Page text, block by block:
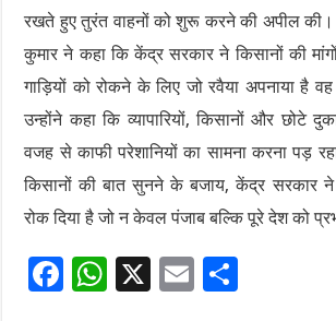
रखते हुए तुरंत वाहनों को शुरू करने की अपील
कुमार ने कहा कि केंद्र सरकार ने किसानों की
गाड़ियों को रोकने के लिए जो रवैया अपनाया है
उन्होंने कहा कि व्यापारियों, किसानों और छोटे
वजह से काफी परेशानियों का सामना करना पड़
किसानों की बात सुनने के बजाय, केंद्र सरकार ने
रोक दिया है जो न केवल पंजाब बल्कि पूरे देश को
F
W X
E